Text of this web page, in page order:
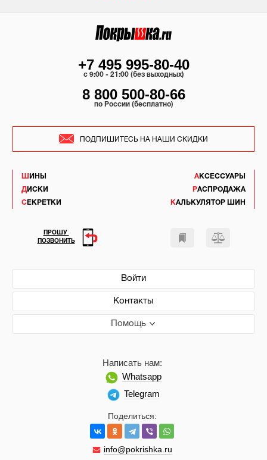
ШИНЫ
ДИСКИ
СЕКРЕТКИ
АКСЕССУАРЫ
РАСПРОДАЖА
КАЛЬКУЛЯТОР ШИН
Войти
Контакты
Помощь
Поделиться:
info@pokrishka.ru
Написать нам:
Whatsapp
Telegram
+7 495 995-80-40
c 9:00 - 21:00 (без выходных)
8 800 500-80-66
по России (бесплатно)
ПОДПИШИТЕСЬ НА НАШИ СКИДКИ
ПРОШУ
ПОЗВОНИТЬ